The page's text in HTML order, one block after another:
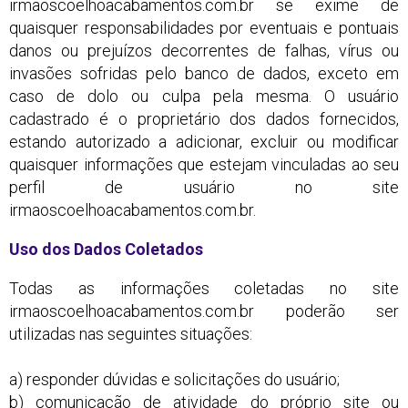
irmaoscoelhoacabamentos.com.br se exime de
quaisquer responsabilidades por eventuais e pontuais
danos ou prejuízos decorrentes de falhas, vírus ou
invasões sofridas pelo banco de dados, exceto em
caso de dolo ou culpa pela mesma. O usuário
cadastrado é o proprietário dos dados fornecidos,
estando autorizado a adicionar, excluir ou modificar
quaisquer informações que estejam vinculadas ao seu
perfil de usuário no site
irmaoscoelhoacabamentos.com.br.
Uso dos Dados Coletados
Todas as informações coletadas no site
irmaoscoelhoacabamentos.com.br poderão ser
utilizadas nas seguintes situações:
a) responder dúvidas e solicitações do usuário;
b) comunicação de atividade do próprio site ou